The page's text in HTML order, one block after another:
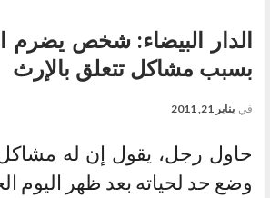
الدار البيضاء: شخص يضرم
بسبب مشاكل تتعلق بالإرث
في يناير 21, 2011
حاول رجل، يقول إن له مشاكل
وضع حد لحياته بعد ظهر اليوم